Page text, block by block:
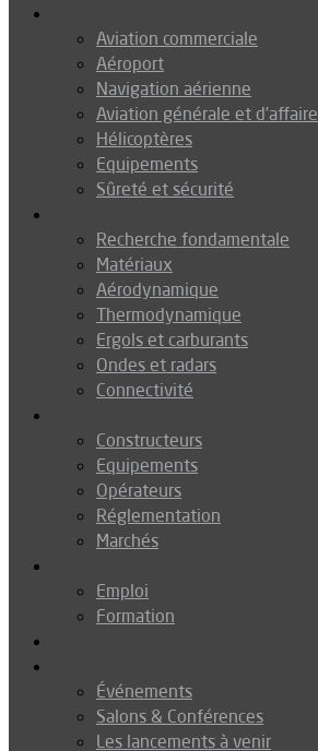
Aviation commerciale
Aéroport
Navigation aérienne
Aviation générale et d’affaire
Hélicoptères
Equipements
Sûreté et sécurité
Recherche fondamentale
Matériaux
Aérodynamique
Thermodynamique
Ergols et carburants
Ondes et radars
Connectivité
Constructeurs
Equipements
Opérateurs
Réglementation
Marchés
Emploi
Formation
Événements
Salons & Conférences
Les lancements à venir